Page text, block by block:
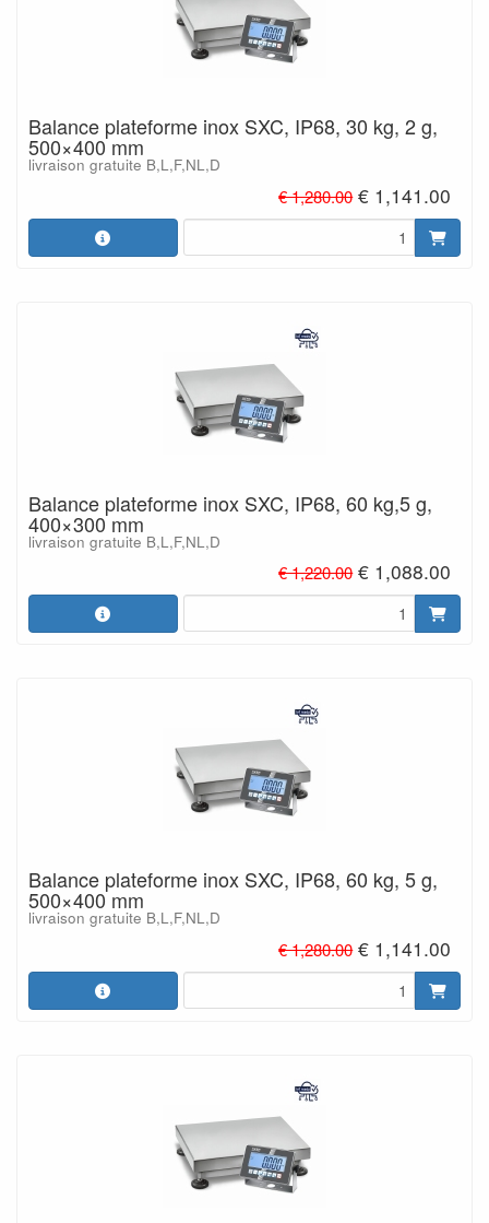
Balance plateforme inox SXC, IP68, 30 kg, 2 g,
500×400 mm
livraison gratuite B,L,F,NL,D
€ 1,280.00 € 1,141.00
Balance plateforme inox SXC, IP68, 60 kg,5 g,
400×300 mm
livraison gratuite B,L,F,NL,D
€ 1,220.00 € 1,088.00
Balance plateforme inox SXC, IP68, 60 kg, 5 g,
500×400 mm
livraison gratuite B,L,F,NL,D
€ 1,280.00 € 1,141.00